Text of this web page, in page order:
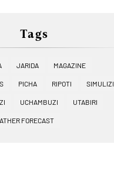
Tags
JARIDA MAGAZINE
PICHA RIPOTI SIMULIZI
UCHAMBUZI UTABIRI
FORECAST